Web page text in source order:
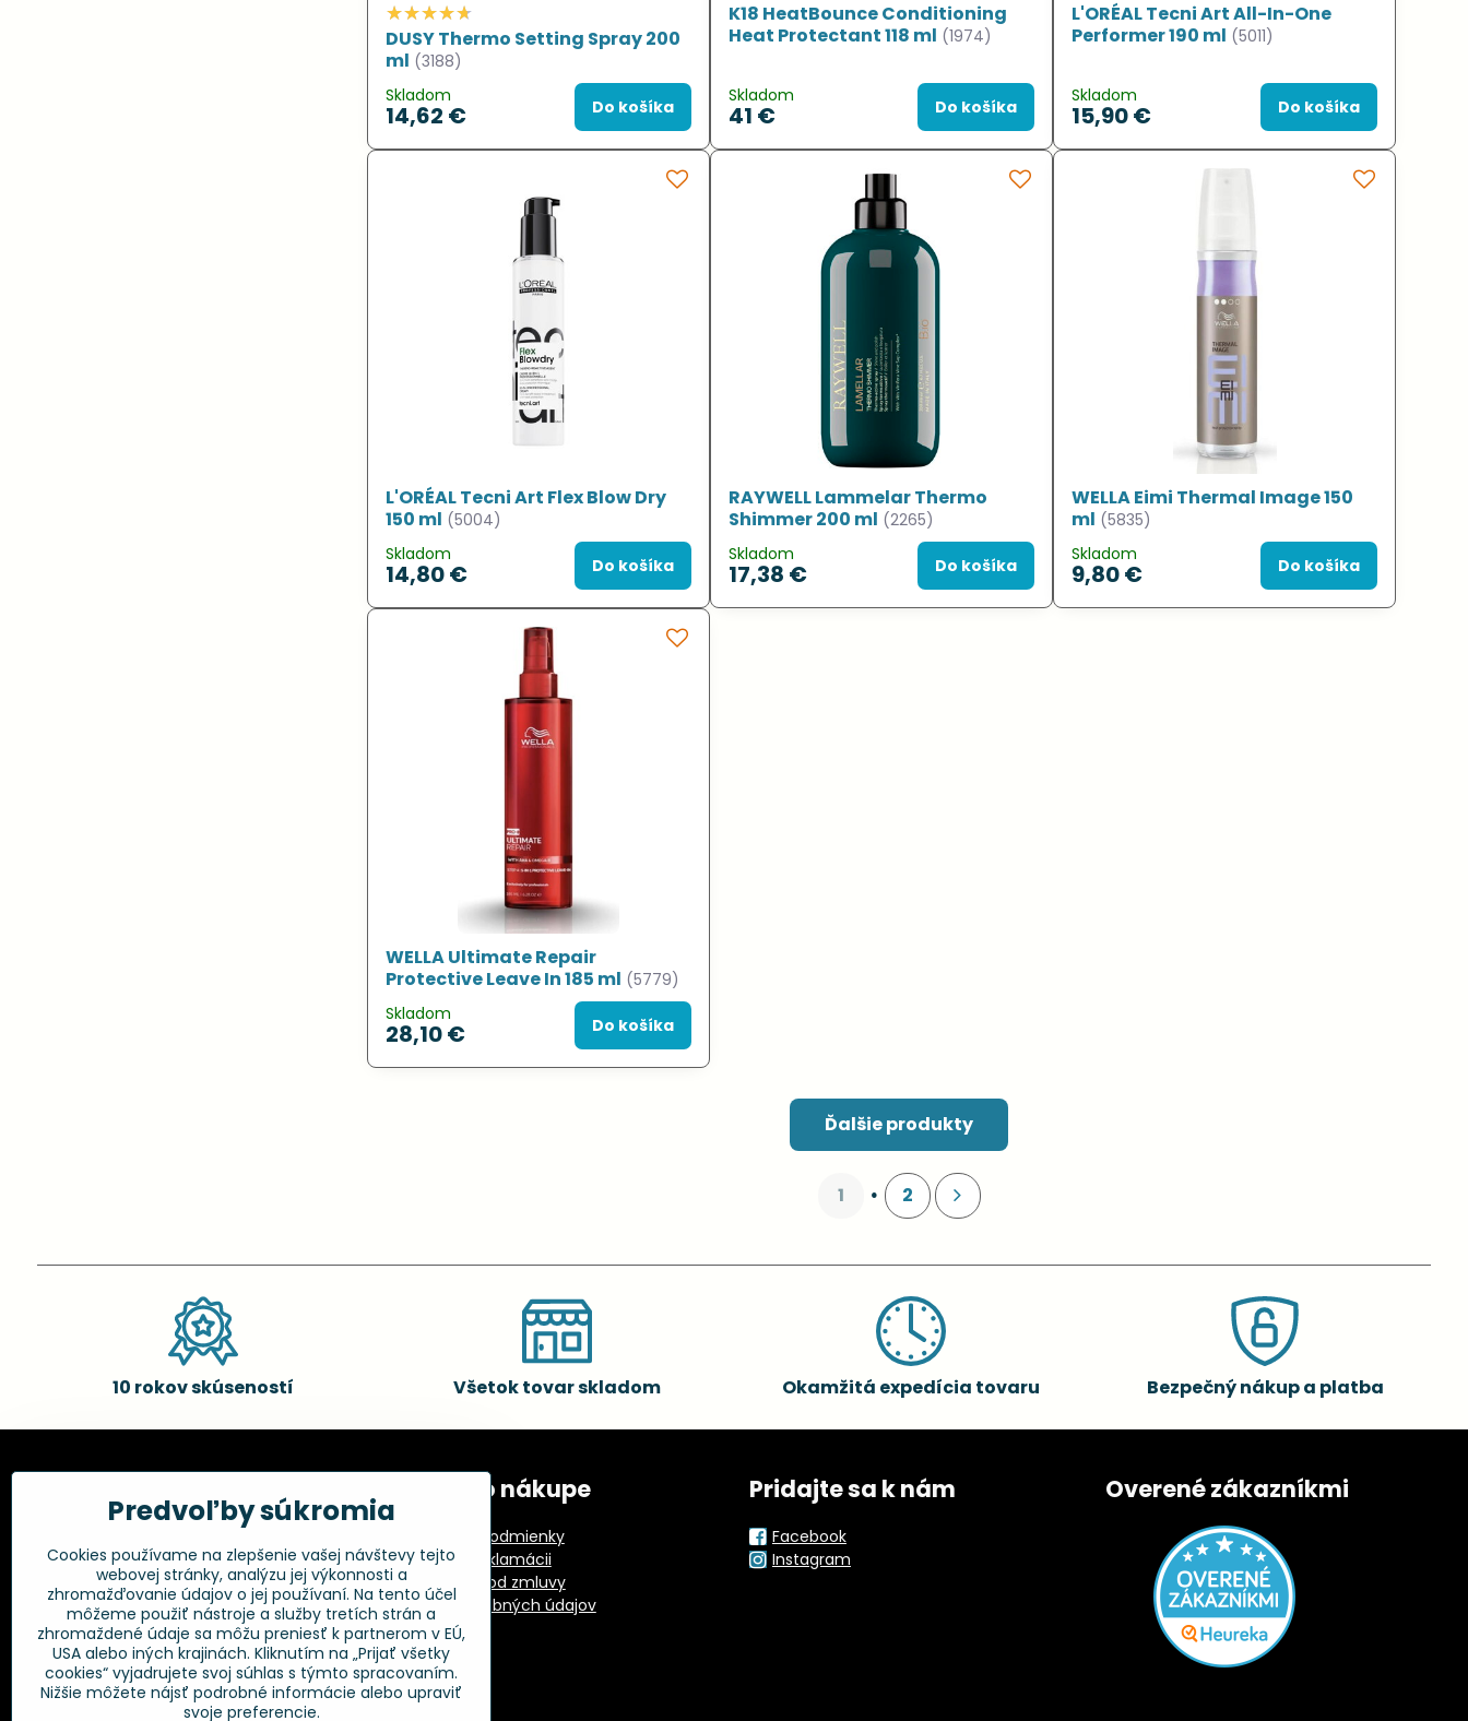
DUSY Thermo Setting Spray 200
ml (3188)
Skladom
14,62 € Do košíka
K18 HeatBounce Conditioning
Heat Protectant 118 ml (1974)
Skladom
41 € Do košíka
L'ORÉAL Tecni Art All-In-One
Performer 190 ml (5011)
Skladom
15,90 € Do košíka
L'ORÉAL Tecni Art Flex Blow Dry
150 ml (5004)
Skladom
14,80 € Do košíka
RAYWELL Lammelar Thermo
Shimmer 200 ml (2265)
Skladom
17,38 € Do košíka
WELLA Eimi Thermal Image 150
ml (5835)
Skladom
9,80 € Do košíka
WELLA Ultimate Repair
Protective Leave In 185 ml (5779)
Skladom
28,10 € Do košíka
Ďalšie produkty
1 2
10 rokov skúseností Všetok tovar skladom Okamžitá expedícia tovaru Bezpečný nákup a platba
Fakturačné údaje:
Kadernícke potreby, s.r.o.
Klincová 37
821 08 Bratislava
+421 948 014 333
info​@kadernickepotreby​.sk
Všetko o nákupe
Obchodné podmienky
Postup pri reklamácii
Odstúpenie od zmluvy
Ochrana osobných údajov
GPSR
Pridajte sa k nám
Facebook
Instagram
Overené zákazníkmi
Predvoľby súkromia
Cookies používame na zlepšenie vašej návštevy tejto
webovej stránky, analýzu jej výkonnosti a
zhromažďovanie údajov o jej používaní. Na tento účel
môžeme použiť nástroje a služby tretích strán a
zhromaždené údaje sa môžu preniesť k partnerom v EÚ,
USA alebo iných krajinách. Kliknutím na „Prijať všetky
cookies“ vyjadrujete svoj súhlas s týmto spracovaním.
Nižšie môžete nájsť podrobné informácie alebo upraviť
svoje preferencie.